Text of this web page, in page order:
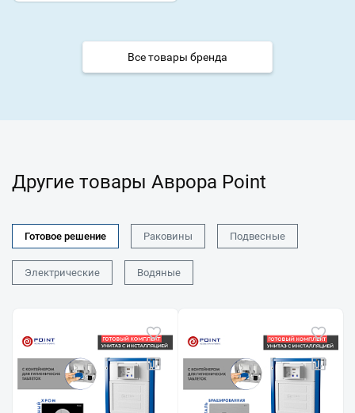
Все товары бренда
Другие товары Аврора Point
Готовое решение Раковины Подвесные
Электрические Водяные